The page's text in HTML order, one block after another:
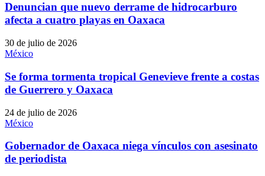
Denuncian que nuevo derrame de hidrocarburo
afecta a cuatro playas en Oaxaca
30 de julio de 2026
México
Se forma tormenta tropical Genevieve frente a costas
de Guerrero y Oaxaca
24 de julio de 2026
México
Gobernador de Oaxaca niega vínculos con asesinato
de periodista